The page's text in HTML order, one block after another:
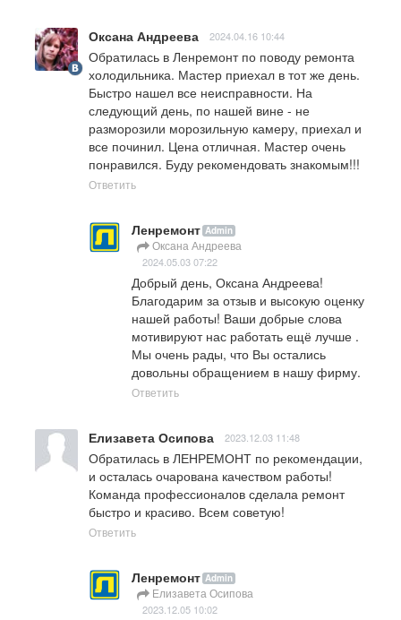
Оксана Андреева 2024.04.16 10:44
Обратилась в Ленремонт по поводу ремонта
холодильника. Мастер приехал в тот же день.
Быстро нашел все неисправности. На
следующий день, по нашей вине - не
разморозили морозильную камеру, приехал и
все починил. Цена отличная. Мастер очень
понравился. Буду рекомендовать знакомым!!!
Ответить
Ленремонт Admin
Оксана Андреева
2024.05.03 07:22
Добрый день, Оксана Андреева!
Благодарим за отзыв и высокую оценку
нашей работы! Ваши добрые слова
мотивируют нас работать ещё лучше .
Мы очень рады, что Вы остались
довольны обращением в нашу фирму.
Ответить
Елизавета Осипова 2023.12.03 11:48
Обратилась в ЛЕНРЕМОНТ по рекомендации,
и осталась очарована качеством работы!
Команда профессионалов сделала ремонт
быстро и красиво. Всем советую!
Ответить
Ленремонт Admin
Елизавета Осипова
2023.12.05 10:02